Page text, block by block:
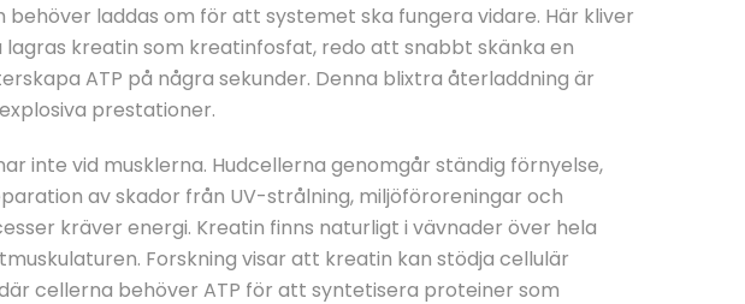
behöver laddas om för att systemet ska fungera vidare. Här kliver
lagras kreatin som kreatinfosfat, redo att snabbt skänka en
ATP på några sekunder. Denna blixtra återladdning är
prestationer.
inte vid musklerna. Hudcellerna genomgår ständig förnyelse,
av skador från UV-strålning, miljöföroreningar och
kräver energi. Kreatin finns naturligt i vävnader över hela
Forskning visar att kreatin kan stödja cellulär
cellerna behöver ATP för att syntetisera proteiner som